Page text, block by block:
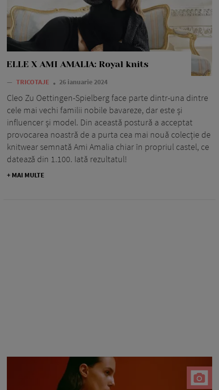
ELLE X AMI AMALIA: Royal knits
— TRICOTAJE 26 ianuarie 2024
Cleo Zu Oettingen-Spielberg face parte dintr-una dintre
cele mai vechi familii nobile bavareze, dar este și
influencer și model. Din această postură a acceptat
provocarea noastră de a purta cea mai nouă colecție de
knitwear semnată Ami Amalia chiar în propriul castel, ce
datează din 1.100. Iată rezultatul!
+ MAI MULTE